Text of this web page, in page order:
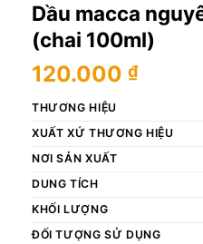
Dầu macca
(chai 100ml)
120.000 ₫
THƯƠNG HIỆU
XUẤT XỨ THƯƠNG HIỆU
NƠI SẢN XUẤT
DUNG TÍCH
KHỐI LƯỢNG
ĐỐI TƯỢNG SỬ DỤNG